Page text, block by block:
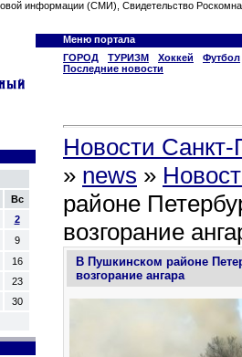
информации (СМИ), Свидетельство
Меню портала
ГОРОД
ТУРИЗМ Хоккей
Футбол
Последние новости
Вс
2
9
16
23
30
Новости Санкт-
» news »
районе
возгорание
В Пушкинском районе
возгорание ангара